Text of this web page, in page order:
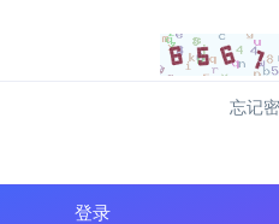
忘记
登录